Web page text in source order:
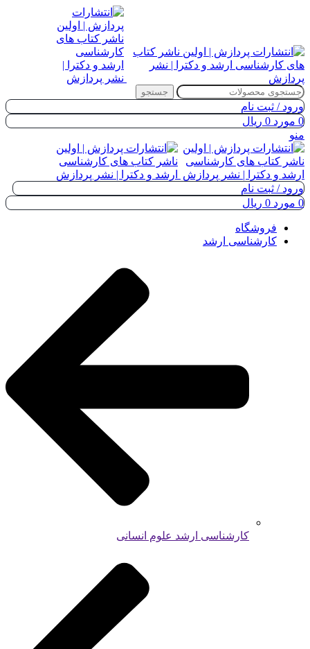
جستجو
ورود / ثبت نام
0 مورد 0 ریال
منو
ورود / ثبت نام
0 مورد 0 ریال
فروشگاه
کارشناسی ارشد
کارشناسی ارشد علوم انسانی